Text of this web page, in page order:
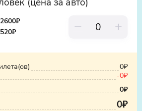
Вы узнаете
традиции. Это
город с его
стороны.
₽
0₽
-0₽
0₽
0₽